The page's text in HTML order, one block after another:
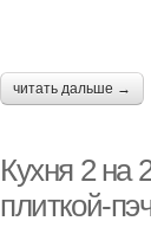
читать дальше →
Кухня 2 на
плиткой-